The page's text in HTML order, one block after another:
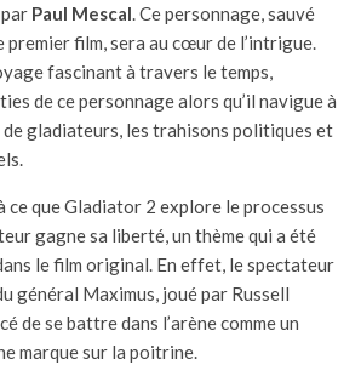
Paul Mescal. Ce personnage, sauvé
premier film, sera au cœur de l’intrigue.
fascinant à travers le temps,
de ce personnage alors qu’il navigue à
gladiateurs, les trahisons politiques et
ce que Gladiator 2 explore le processus
gagne sa liberté, un thème qui a été
le film original. En effet, le spectateur
général Maximus, joué par Russell
de se battre dans l’arène comme un
marque sur la poitrine.